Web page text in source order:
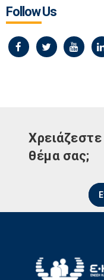
Follow Us
θέμα σας;